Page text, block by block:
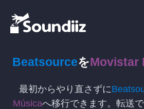
BeatsourceをMovistar
最初からやり直さずに
Músicaへ移行できます。転送